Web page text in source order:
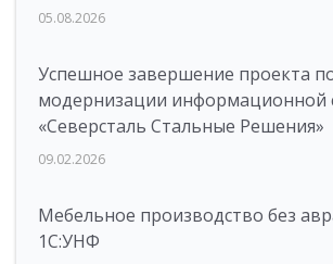
05.08.2026
Успешное завершение проекта
модернизации информационной
«Северсталь Стальные Решения»
09.02.2026
Мебельное производство без
1С:УНФ